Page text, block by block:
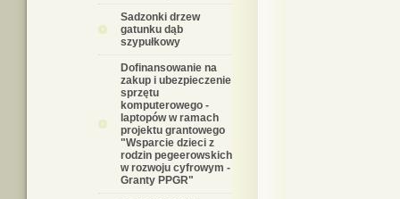
Sadzonki drzew
gatunku dąb
szypułkowy
Dofinansowanie na
zakup i ubezpieczenie
sprzętu
komputerowego -
laptopów w ramach
projektu grantowego
"Wsparcie dzieci z
rodzin pegeerowskich
w rozwoju cyfrowym -
Granty PPGR"